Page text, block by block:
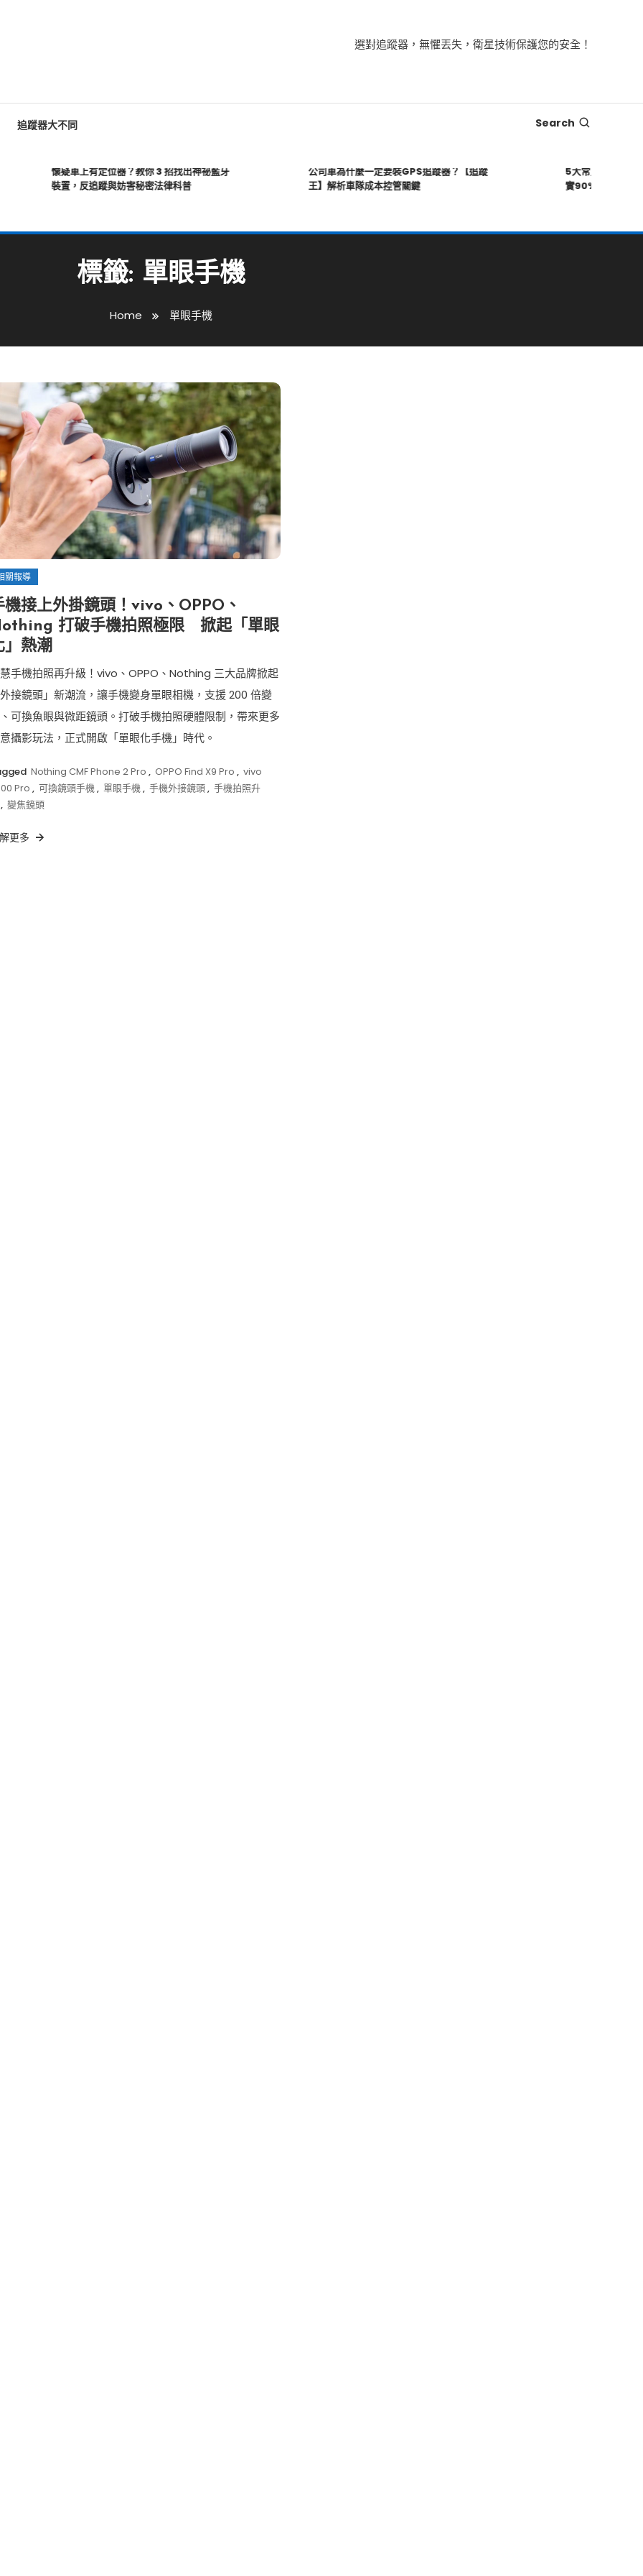
孔
選對追蹤器，無懼丟失，衛星技術保護您的安全！
追蹤器大不同 Search
懷疑車上有定位器？教你 3 招找出神祕藍牙
裝置，反追蹤與妨害秘密法律科普
公司車為什麼一定要裝GPS追蹤器？【追蹤
王】解析車隊成本控管關鍵
5大常見誤解文章｜
實90%的人都搞錯了！
標籤: 單眼手機
Home 單眼手機
關報導
機接上外掛鏡頭！vivo、OPPO、
打破手機拍照極限 掀起「單眼
」熱潮
手機拍照再升級！vivo、OPPO、Nothing 三大品牌掀起
接鏡頭」新潮流，讓手機變身單眼相機，支援 200 倍變
可換魚眼與微距鏡頭。打破手機拍照硬體限制，帶來更多
攝影玩法，正式開啟「單眼化手機」時代。
Nothing CMF Phone 2 Pro , OPPO Find X9 Pro , vivo
Pro , 可換鏡頭手機, 單眼手機, 手機外接鏡頭, 手機拍照升
, 變焦鏡頭
更多